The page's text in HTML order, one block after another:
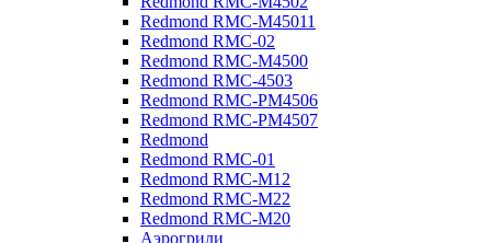
Redmond RMC-M45011
Redmond RMC-02
Redmond RMC-M4500
Redmond RMC-4503
Redmond RMC-PM4506
Redmond RMC-PM4507
Redmond
Redmond RMC-01
Redmond RMC-M12
Redmond RMC-M22
Redmond RMC-M20
Аэрогрили